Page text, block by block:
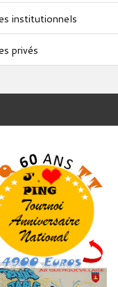
institutionnels
privés